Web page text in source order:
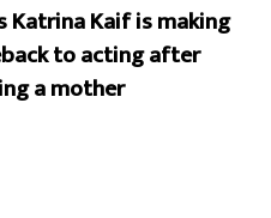
Katrina Kaif is making
to acting after
a mother